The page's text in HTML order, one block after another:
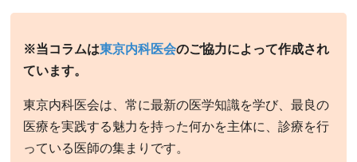
※当コラムは東京内科医会のご協力によって作成され
ています。
東京内科医会は、常に最新の医学知識を学び、最良の
医療を実践する魅力を持った何かを主体に、診療を行
っている医師の集まりです。